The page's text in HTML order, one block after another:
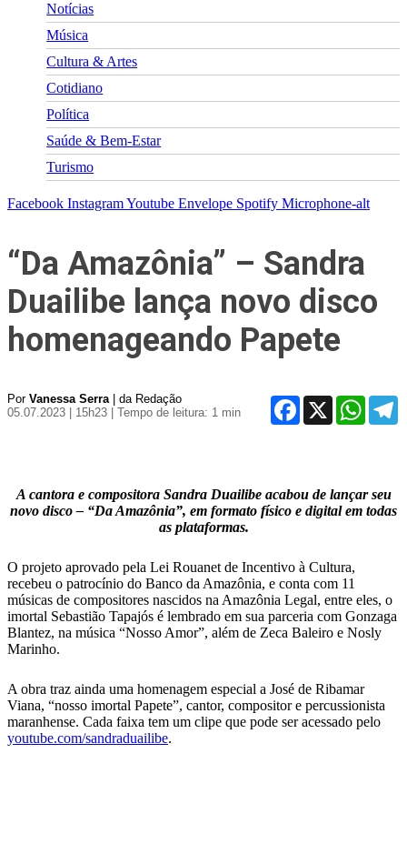
Notícias
Música
Cultura & Artes
Cotidiano
Política
Saúde & Bem-Estar
Turismo
Facebook InstagramYoutube Envelope Spotify Microphone-alt
“Da Amazônia” – Sandra
Duailibe lança novo disco
homenageando Papete
Por Vanessa Serra| da Redação
05.07.2023 | 15h23
| Tempo de leitura: 1 min
Facebook
X
A cantora e compositora Sandra Duailibe acabou de lançar seu
novo disco – “Da Amazônia”, em formato físico e digital em todas
as plataformas.
O projeto aprovado pela Lei Rouanet de Incentivo à Cultura,
recebeu o patrocínio do Banco da Amazônia, e conta com 11
músicas de compositores nascidos na Amazônia Legal, entre eles, o
imortal Sebastião Tapajós é lembrado em sua parceria com Gonzaga
Blantez, na música “Nosso Amor”, além de Zeca Baleiro e Nosly
Marinho.
A obra traz ainda uma homenagem especial a José de Ribamar
Viana, “nosso imortal Papete”, cantor, compositor e percussionista
maranhense. Cada faixa tem um clipe que pode ser acessado pelo
youtube.com/sandraduailibe.